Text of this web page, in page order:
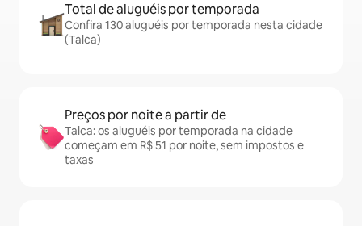
Total de aluguéis por temporada
Confira 130 aluguéis por temporada nesta cidade
(Talca)
Preços por noite a partir de
Talca: os aluguéis por temporada na cidade
começam em R$ 51 por noite, sem impostos e
taxas